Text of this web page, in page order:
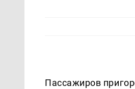
Пассажиров